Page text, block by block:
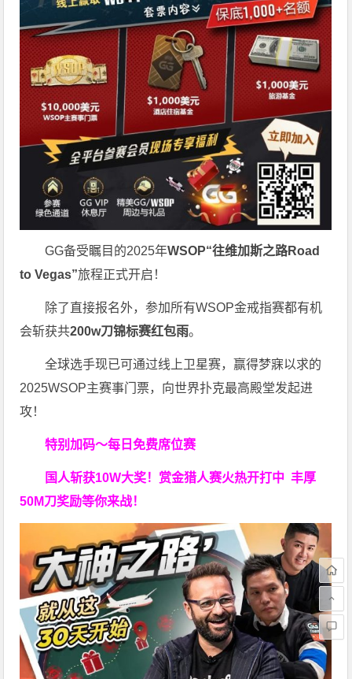
GG备受瞩目的2025年WSOP“往维加斯之路Road
to Vegas”旅程正式开启！
除了直接报名外，参加所有WSOP金戒指赛都有机
会斩获共200w刀锦标赛红包雨。
全球选手现已可通过线上卫星赛，赢得梦寐以求的
2025WSOP主赛事门票，向世界扑克最高殿堂发起进
攻！
特别加码～每日免费席位赛
国人斩获10W大奖！ 赏金猎人赛火热开打中 丰厚
50M刀奖励等你来战！